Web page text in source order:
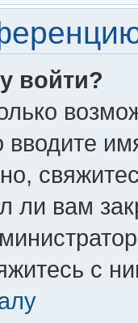
войти?
вводите
ли вам
с